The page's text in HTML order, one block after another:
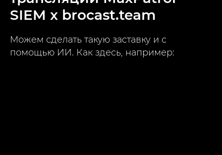
SIEM x brocast.team
Можем сделать такую заставку и с
помощью ИИ. Как здесь, например: